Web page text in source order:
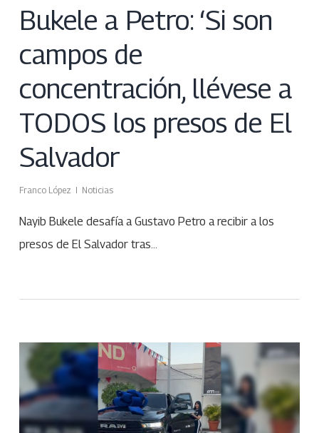
Bukele a Petro: ‘Si son
campos de
concentración, llévese a
TODOS los presos de El
Salvador
Franco López Noticias
Nayib Bukele desafía a Gustavo Petro a recibir a los
presos de El Salvador tras…